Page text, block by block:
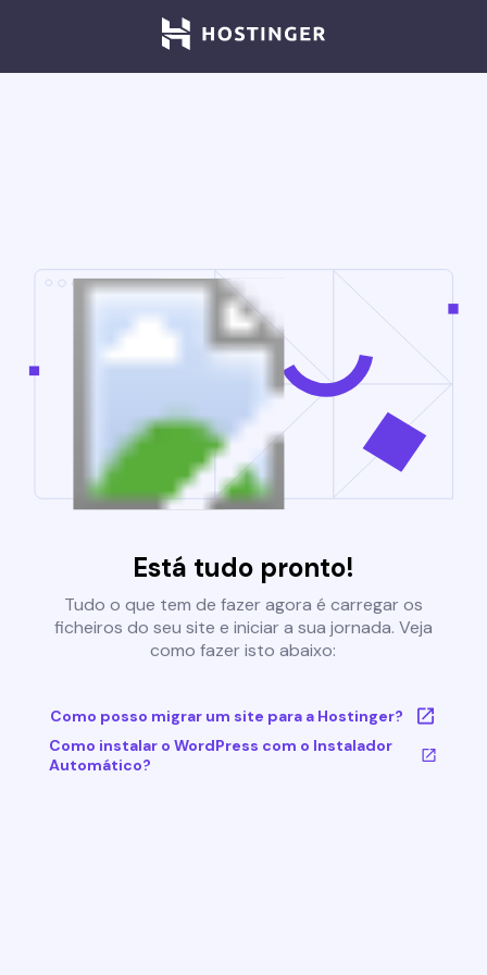
Está tudo pronto!
Tudo o que tem de fazer agora é carregar os
ficheiros do seu site e iniciar a sua jornada. Veja
como fazer isto abaixo:
Como posso migrar um site para a Hostinger?
Como instalar o WordPress com o Instalador
Automático?